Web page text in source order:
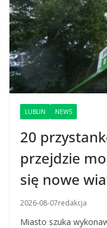
LUBLIN NEWS
20
przejdzie
się nowe
2026-08-07redakcja
Miasto szuka